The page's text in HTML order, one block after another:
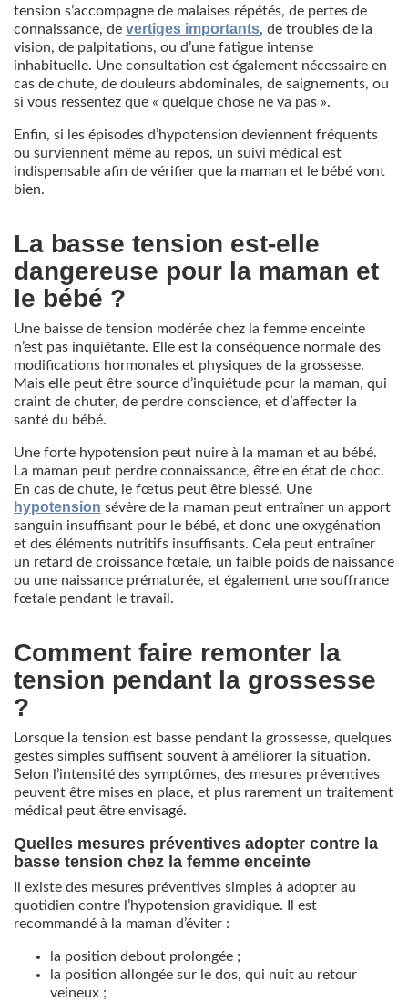
tension s’accompagne de malaises répétés, de pertes de
connaissance, de vertiges importants, de troubles de la
vision, de palpitations, ou d’une fatigue intense
inhabituelle. Une consultation est également nécessaire en
cas de chute, de douleurs abdominales, de saignements, ou
si vous ressentez que « quelque chose ne va pas ».
Enfin, si les épisodes d’hypotension deviennent fréquents
ou surviennent même au repos, un suivi médical est
indispensable afin de vérifier que la maman et le bébé vont
bien.
La basse tension est-elle
dangereuse pour la maman et
le bébé ?
Une baisse de tension modérée chez la femme enceinte
n’est pas inquiétante. Elle est la conséquence normale des
modifications hormonales et physiques de la grossesse.
Mais elle peut être source d’inquiétude pour la maman, qui
craint de chuter, de perdre conscience, et d’affecter la
santé du bébé.
Une forte hypotension peut nuire à la maman et au bébé.
La maman peut perdre connaissance, être en état de choc.
En cas de chute, le fœtus peut être blessé. Une
hypotension sévère de la maman peut entraîner un apport
sanguin insuffisant pour le bébé, et donc une oxygénation
et des éléments nutritifs insuffisants. Cela peut entraîner
un retard de croissance fœtale, un faible poids de naissance
ou une naissance prématurée, et également une souffrance
fœtale pendant le travail.
Comment faire remonter la
tension pendant la grossesse
?
Lorsque la tension est basse pendant la grossesse, quelques
gestes simples suffisent souvent à améliorer la situation.
Selon l’intensité des symptômes, des mesures préventives
peuvent être mises en place, et plus rarement un traitement
médical peut être envisagé.
Quelles mesures préventives adopter contre la
basse tension chez la femme enceinte
Il existe des mesures préventives simples à adopter au
quotidien contre l’hypotension gravidique. Il est
recommandé à la maman d’éviter :
la position debout prolongée ;
la position allongée sur le dos, qui nuit au retour
veineux ;